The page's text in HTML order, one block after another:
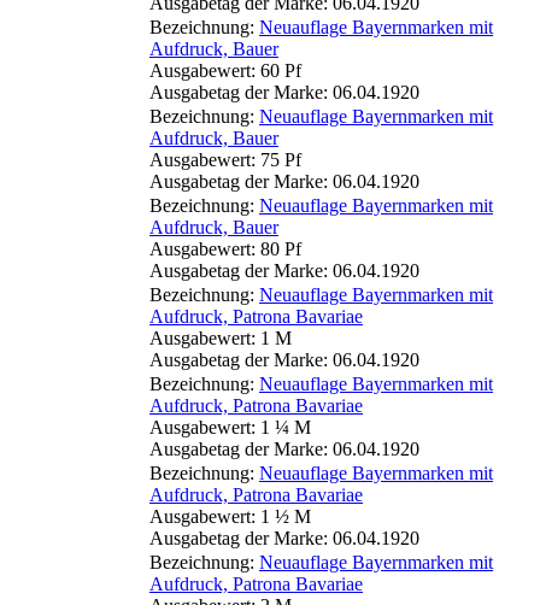
Bezeichnung: Neuauflage Bayernmarken mit
Aufdruck, Bauer
Ausgabewert: 60 Pf
Ausgabetag der Marke: 06.04.1920
Bezeichnung: Neuauflage Bayernmarken mit
Aufdruck, Bauer
Ausgabewert: 75 Pf
Ausgabetag der Marke: 06.04.1920
Bezeichnung: Neuauflage Bayernmarken mit
Aufdruck, Bauer
Ausgabewert: 80 Pf
Ausgabetag der Marke: 06.04.1920
Bezeichnung: Neuauflage Bayernmarken mit
Aufdruck, Patrona Bavariae
Ausgabewert: 1 M
Ausgabetag der Marke: 06.04.1920
Bezeichnung: Neuauflage Bayernmarken mit
Aufdruck, Patrona Bavariae
Ausgabewert: 1 ¼ M
Ausgabetag der Marke: 06.04.1920
Bezeichnung: Neuauflage Bayernmarken mit
Aufdruck, Patrona Bavariae
Ausgabewert: 1 ½ M
Ausgabetag der Marke: 06.04.1920
Bezeichnung: Neuauflage Bayernmarken mit
Aufdruck, Patrona Bavariae